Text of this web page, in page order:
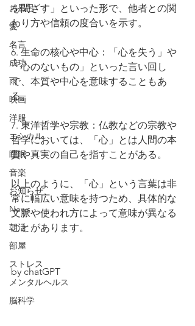
お風呂
愛
名言
成功
雨
映画
洋服
エシカル
睡眠
音楽
お知らせ
News
朝活
部屋
ストレス
メンタルヘルス
脳科学
を閉ざす」といった形で、他者との関
わり方や信頼の度合いを示す。
6. 生命の核心や中心：「心を失う」や
「心のないもの」といった言い回し
で、本質や中心を意味することもあ
る。
7. 東洋哲学や宗教：仏教などの宗教や
哲学においては、「心」とは人間の本
質や真実の自己を指すことがある。
以上のように、「心」という言葉は非
常に幅広い意味を持つため、具体的な
文脈や使われ方によって意味が異なる
ことがあります。
by chatGPT